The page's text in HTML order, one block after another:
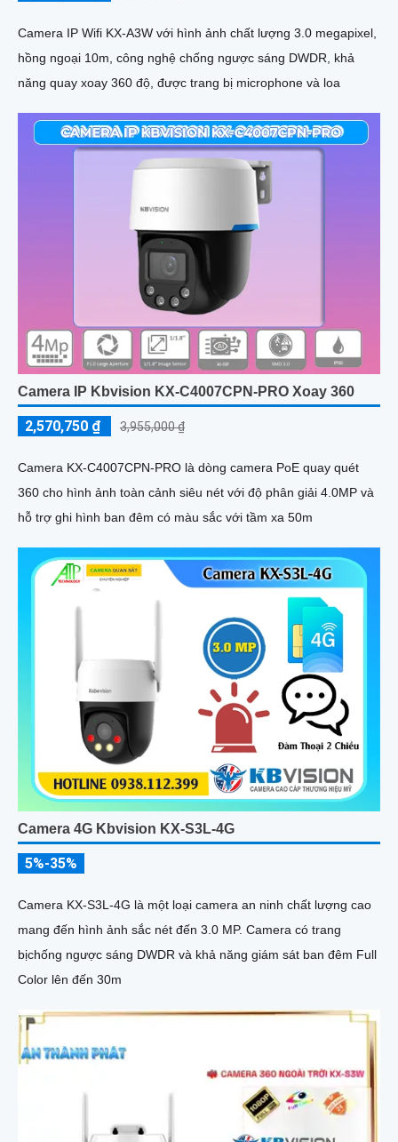
Camera IP Wifi KX-A3W với hình ảnh chất lượng 3.0 megapixel,
hồng ngoại 10m, công nghệ chống ngược sáng DWDR, khả
năng quay xoay 360 độ, được trang bị microphone và loa
Camera IP Kbvision KX-C4007CPN-PRO Xoay 360
2,570,750 ₫ 3,955,000 ₫
Camera KX-C4007CPN-PRO là dòng camera PoE quay quét
360 cho hình ảnh toàn cảnh siêu nét với độ phân giải 4.0MP và
hỗ trợ ghi hình ban đêm có màu sắc với tầm xa 50m
Camera 4G Kbvision KX-S3L-4G
5%-35%
Camera KX-S3L-4G là một loại camera an ninh chất lượng cao
mang đến hình ảnh sắc nét đến 3.0 MP. Camera có trang
bịchống ngược sáng DWDR và khả năng giám sát ban đêm Full
Color lên đến 30m